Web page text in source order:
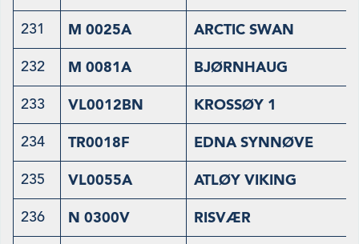
231 M 0025A ARCTIC SWAN
232 M 0081A BJØRNHAUG
233 VL0012BN KROSSØY 1
234 TR0018F EDNA SYNNØVE
235 VL0055A ATLØY VIKING
236 N 0300V RISVÆR